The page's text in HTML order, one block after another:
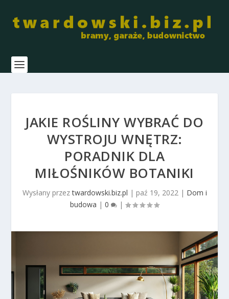
JAKIE ROŚLINY WYBRAĆ DO
WYSTROJU WNĘTRZ:
PORADNIK DLA
MIŁOŚNIKÓW BOTANIKI
Wysłany przeztwardowski.biz.pl | paź 19, 2022| Dom i
budowa | 0 |